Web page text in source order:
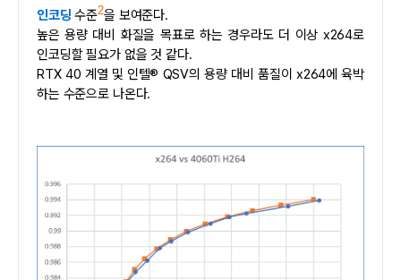
인코딩 수준2을 보여준다.
높은 용량 대비 화질을 목표로 하는 경우라도 더 이상 x264로
인코딩할 필요가 없을 것 같다.
RTX 40 계열 및 인텔® QSV의 용량 대비 품질이 x264에 육박
하는 수준으로 나온다.